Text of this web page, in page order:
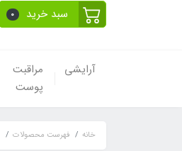
سبد خرید 0
آرایشی
مراقبت
پوست
خانه فهرست محصولات